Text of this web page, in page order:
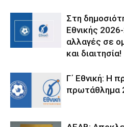
Στη
Εθνικής
αλλαγές σε
και διαιτησία!
Γ΄ Εθνική: Η
πρωτάθλημα